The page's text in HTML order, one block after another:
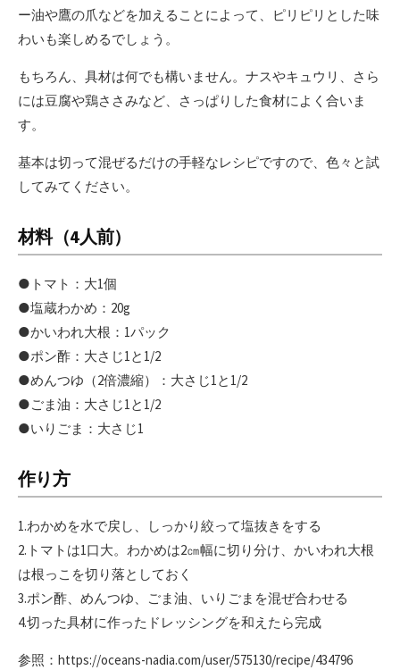
ー油や鷹の爪などを加えることによって、ピリピリとした味
わいも楽しめるでしょう。
もちろん、具材は何でも構いません。ナスやキュウリ、さら
には豆腐や鶏ささみなど、さっぱりした食材によく合いま
す。
基本は切って混ぜるだけの手軽なレシピですので、色々と試
してみてください。
材料（4人前）
●トマト：大1個
●塩蔵わかめ：20g
●かいわれ大根：1パック
●ポン酢：大さじ1と1/2
●めんつゆ（2倍濃縮）：大さじ1と1/2
●ごま油：大さじ1と1/2
●いりごま：大さじ1
作り方
1.わかめを水で戻し、しっかり絞って塩抜きをする
2.トマトは1口大。わかめは2㎝幅に切り分け、かいわれ大根
は根っこを切り落としておく
3.ポン酢、めんつゆ、ごま油、いりごまを混ぜ合わせる
4.切った具材に作ったドレッシングを和えたら完成
参照：https://oceans-nadia.com/user/575130/recipe/434796